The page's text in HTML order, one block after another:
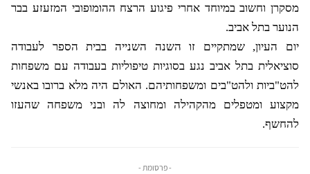
מסקרן וחשוב במיוחד אחרי פיגוע הרצח ההומופובי המזעזע בבר
הנוער בתל אביב.
יום העיון, שמתקיים זו השנה השנייה בבית הספר לעבודה
סוציאלית בתל אביב נגע בסוגיות טיפוליות בעבודה עם משפחות
להט"ביות ולהט"בים ומשפחותיהם. האולם היה מלא ברובו באנשי
מקצוע ומטפלים מהקהילה ומחוצה לה ובני משפחה שהעזו
להחשף.
- פרסומת -